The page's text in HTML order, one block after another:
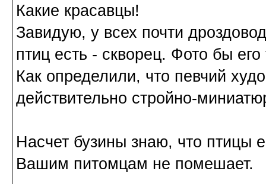
Какие красавцы!
Завидую, у всех почти
птиц есть - скворец. Фото бы
Как определили, что певчий
действительно стройно-
Насчет бузины знаю, что птицы
Вашим питомцам не помешает.